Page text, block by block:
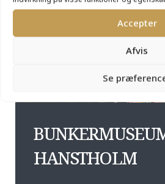
Accepter
Afvis
Se
HANSTHOLM